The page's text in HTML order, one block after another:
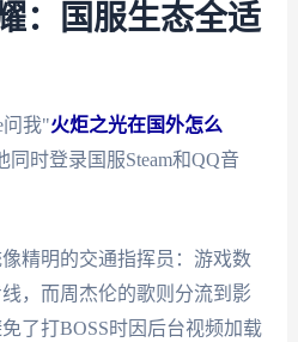
：国服生态全适
问我"火炬之光在国外怎么
时登录国服Steam和QQ音
精明的交通指挥员：游戏数
，而周杰伦的歌则分流到影
了打BOSS时因后台视频加载